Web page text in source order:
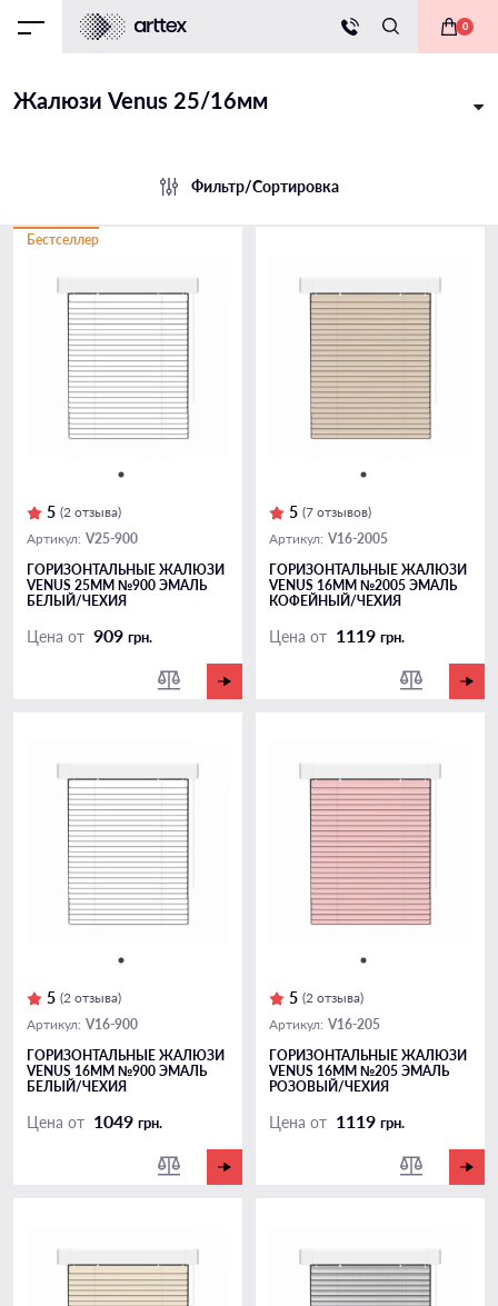
0
Жалюзи Venus 25/16мм
Фильтр/Сортировка
Бестселлер
5 (2 отзыва)
Артикул: V25-900
ГОРИЗОНТАЛЬНЫЕ ЖАЛЮЗИ
VENUS 25ММ №900 ЭМАЛЬ
БЕЛЫЙ/ЧЕХИЯ
Цена от 909 грн.
5 (7 отзывов)
Артикул: V16-2005
ГОРИЗОНТАЛЬНЫЕ ЖАЛЮЗИ
VENUS 16ММ №2005 ЭМАЛЬ
КОФЕЙНЫЙ/ЧЕХИЯ
Цена от 1119 грн.
5 (2 отзыва)
Артикул: V16-900
ГОРИЗОНТАЛЬНЫЕ ЖАЛЮЗИ
VENUS 16ММ №900 ЭМАЛЬ
БЕЛЫЙ/ЧЕХИЯ
Цена от 1049 грн.
5 (2 отзыва)
Артикул: V16-205
ГОРИЗОНТАЛЬНЫЕ ЖАЛЮЗИ
VENUS 16ММ №205 ЭМАЛЬ
РОЗОВЫЙ/ЧЕХИЯ
Цена от 1119 грн.